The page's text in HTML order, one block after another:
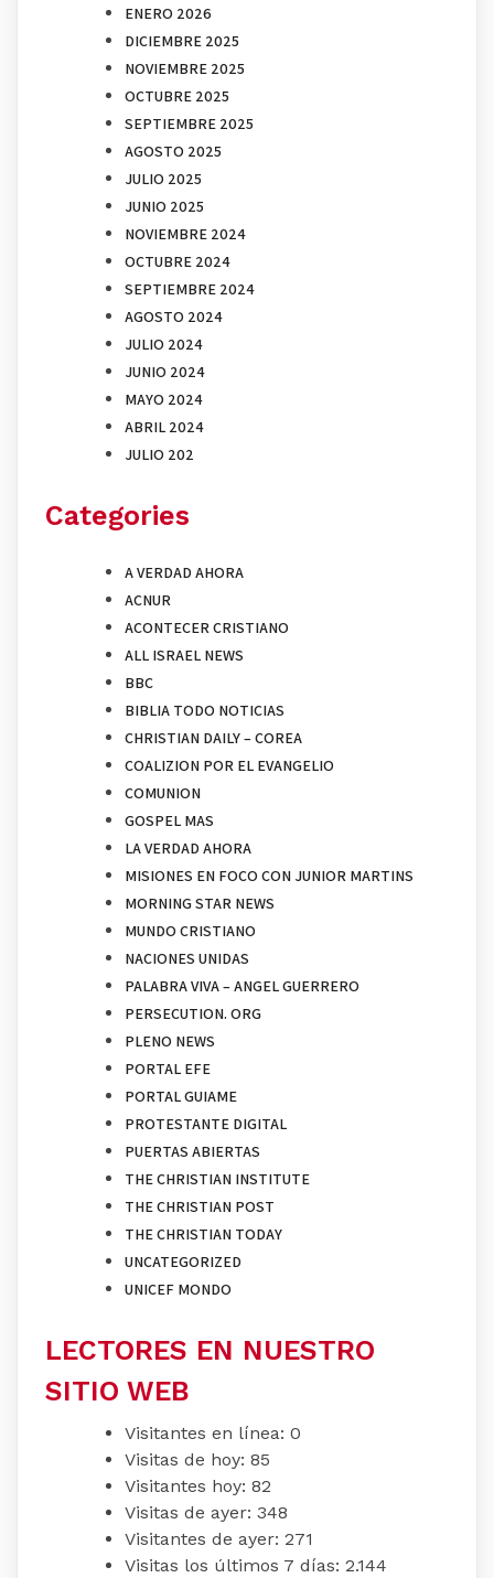
ENERO 2026
DICIEMBRE 2025
NOVIEMBRE 2025
OCTUBRE 2025
SEPTIEMBRE 2025
AGOSTO 2025
JULIO 2025
JUNIO 2025
NOVIEMBRE 2024
OCTUBRE 2024
SEPTIEMBRE 2024
AGOSTO 2024
JULIO 2024
JUNIO 2024
MAYO 2024
ABRIL 2024
JULIO 202
Categories
A VERDAD AHORA
ACNUR
ACONTECER CRISTIANO
ALL ISRAEL NEWS
BBC
BIBLIA TODO NOTICIAS
CHRISTIAN DAILY – COREA
COALIZION POR EL EVANGELIO
COMUNION
GOSPEL MAS
LA VERDAD AHORA
MISIONES EN FOCO CON JUNIOR MARTINS
MORNING STAR NEWS
MUNDO CRISTIANO
NACIONES UNIDAS
PALABRA VIVA – ANGEL GUERRERO
PERSECUTION. ORG
PLENO NEWS
PORTAL EFE
PORTAL GUIAME
PROTESTANTE DIGITAL
PUERTAS ABIERTAS
THE CHRISTIAN INSTITUTE
THE CHRISTIAN POST
THE CHRISTIAN TODAY
UNCATEGORIZED
UNICEF MONDO
LECTORES EN NUESTRO
SITIO WEB
Visitantes en línea: 0
Visitas de hoy: 85
Visitantes hoy: 82
Visitas de ayer: 348
Visitantes de ayer: 271
Visitas los últimos 7 días: 2.144